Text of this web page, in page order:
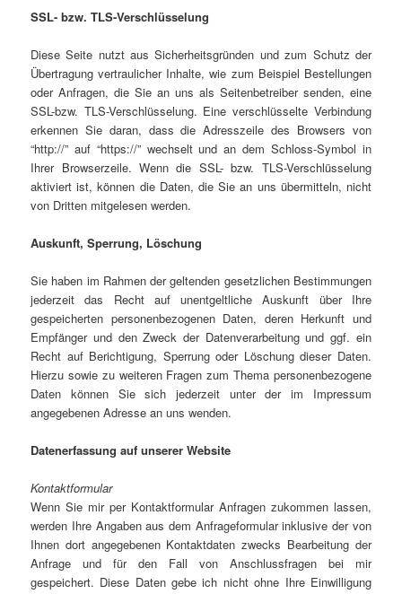
SSL- bzw. TLS-Verschlüsselung
Diese Seite nutzt aus Sicherheitsgründen und zum Schutz der
Übertragung vertraulicher Inhalte, wie zum Beispiel Bestellungen
oder Anfragen, die Sie an uns als Seitenbetreiber senden, eine
SSL-bzw. TLS-Verschlüsselung. Eine verschlüsselte Verbindung
erkennen Sie daran, dass die Adresszeile des Browsers von
“http://” auf “https://” wechselt und an dem Schloss-Symbol in
Ihrer Browserzeile. Wenn die SSL- bzw. TLS-Verschlüsselung
aktiviert ist, können die Daten, die Sie an uns übermitteln, nicht
von Dritten mitgelesen werden.
Auskunft, Sperrung, Löschung
Sie haben im Rahmen der geltenden gesetzlichen Bestimmungen
jederzeit das Recht auf unentgeltliche Auskunft über Ihre
gespeicherten personenbezogenen Daten, deren Herkunft und
Empfänger und den Zweck der Datenverarbeitung und ggf. ein
Recht auf Berichtigung, Sperrung oder Löschung dieser Daten.
Hierzu sowie zu weiteren Fragen zum Thema personenbezogene
Daten können Sie sich jederzeit unter der im Impressum
angegebenen Adresse an uns wenden.
Datenerfassung auf unserer Website
Kontaktformular
Wenn Sie mir per Kontaktformular Anfragen zukommen lassen,
werden Ihre Angaben aus dem Anfrageformular inklusive der von
Ihnen dort angegebenen Kontaktdaten zwecks Bearbeitung der
Anfrage und für den Fall von Anschlussfragen bei mir
gespeichert. Diese Daten gebe ich nicht ohne Ihre Einwilligung